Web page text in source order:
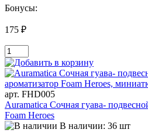
Бонусы:
175 ₽
арт. FHD005
Auramatica Сочная гуава-
Foam Heroes
В наличии: 36 шт